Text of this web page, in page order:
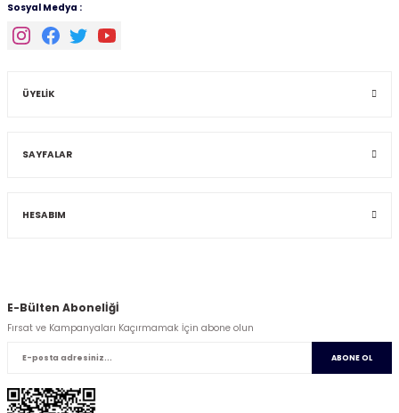
Sosyal Medya :
ÜYELİK
SAYFALAR
HESABIM
E-Bülten Abonelİğİ
Fırsat ve Kampanyaları Kaçırmamak İçin abone olun
ABONE OL